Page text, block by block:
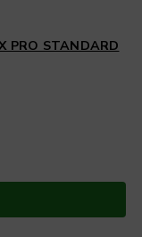
PRO STANDARD